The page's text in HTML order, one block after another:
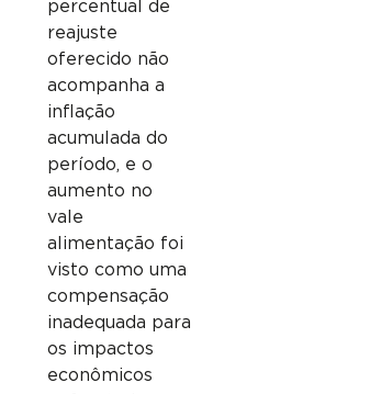
percentual de
reajuste
oferecido não
acompanha a
inflação
acumulada do
período, e o
aumento no
vale
alimentação foi
visto como uma
compensação
inadequada para
os impactos
econômicos